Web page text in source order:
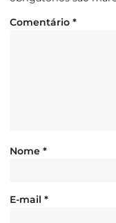
Comentário *
Nome *
E-mail *